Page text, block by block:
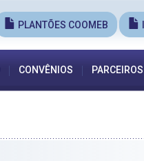
PLANTÕES COOMEB
CONVÊNIOS PARCEIROS